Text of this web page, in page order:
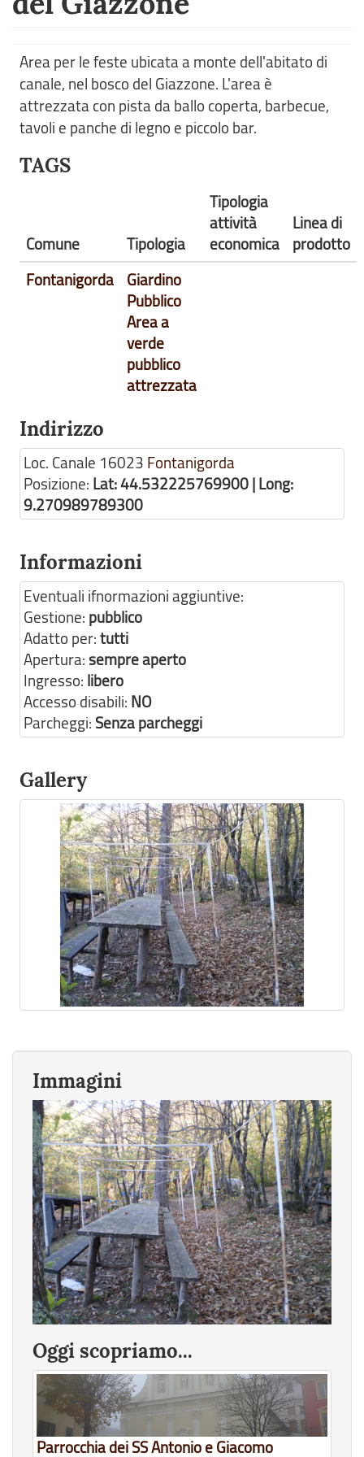
Area per le feste ubicata a monte dell'abitato di
canale, nel bosco del Giazzone. L'area è
attrezzata con pista da ballo coperta, barbecue,
tavoli e panche di legno e piccolo bar.
TAGS
Comune Tipologia
Tipologia
attività
economica
Linea di
prodotto
Fontanigorda
Giardino
Pubblico
Area a
verde
pubblico
attrezzata
Indirizzo
Loc. Canale 16023 Fontanigorda
Posizione: Lat: 44.532225769900 | Long:
9.270989789300
Informazioni
Eventuali ifnormazioni aggiuntive:
Gestione: pubblico
Adatto per:tutti
Apertura:sempre aperto
Ingresso: libero
Accesso disabili: NO
Parcheggi: Senza parcheggi
Gallery
Immagini
Oggi scopriamo...
Parrocchia dei SS Antonio e Giacomo